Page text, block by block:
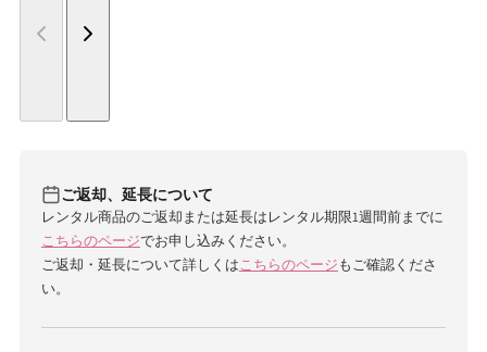
ご返却、延長について
レンタル商品のご返却または延長はレンタル期限1週間前までに
こちらのページでお申し込みください。
ご返却・延長について詳しくはこちらのページもご確認くださ
い。